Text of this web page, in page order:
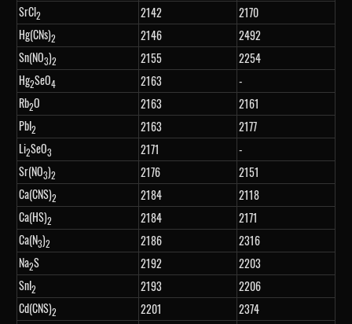
SrCl2 2142
2170
Hg(CNs)2 2146
2492
Sn(NO3)2 2155
2254
Hg2SeO4 2163
-
Rb2O 2163
2161
PbI2 2163
2177
Li2SeO3 2171
-
Sr(NO3)2 2176
2151
Ca(CNS)2 2184
2118
Ca(HS)2 2184
2171
Ca(N3)2 2186
2316
Na2S 2192
2203
SnI2 2193
2206
Cd(CNS)2 2201
2374